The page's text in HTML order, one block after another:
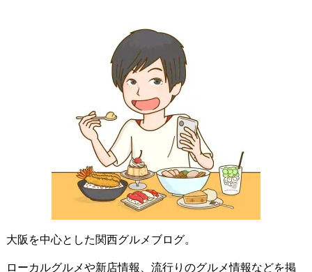
大阪を中心とした関西グルメブログ。
ローカルグルメや新店情報、流行りのグルメ情報などを掲